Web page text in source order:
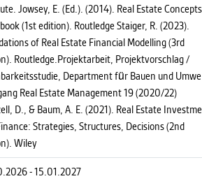
Jowsey, E. (Ed.). (2014). Real Estate
(1st edition). Routledge Staiger, R. (2023).
of Real Estate Financial Modelling (3rd
Routledge.Projektarbeit, Projektvorschlag /
Department für Bauen und
Real Estate Management 19 (2020/22)
D., & Baum, A. E. (2021). Real Estate
Strategies, Structures, Decisions (2nd
Wiley
- 15.01.2027